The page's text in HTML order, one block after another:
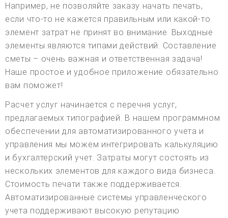
Например, не позволяйте заказу начать печать,
если что-то не кажется правильным или какой-то
элемент затрат не принят во внимание. Выходные
элементы являются типами действий. Составление
сметы – очень важная и ответственная задача!
Наше простое и удобное приложение обязательно
вам поможет!
Расчет услуг начинается с перечня услуг,
предлагаемых типографией. В нашем программном
обеспечении для автоматизированного учета и
управления мы можем интегрировать калькуляцию
и бухгалтерский учет. Затраты могут состоять из
нескольких элементов для каждого вида бизнеса.
Стоимость печати также поддерживается.
Автоматизированные системы управленческого
учета поддерживают высокую репутацию